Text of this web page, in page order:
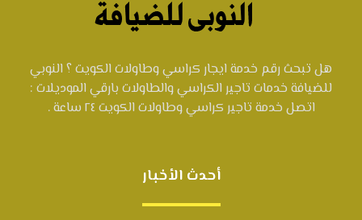
هل تبحث رقم خدمة ايجار كراسي وطاولات الكويت ؟ النوبي
للضيافة خدمات تاجير الكراسي والطاولات بارقي الموديلات :
اتصل خدمة تاجير كراسي وطاولات الكويت ٢٤ ساعة .
أحدث الأخبار